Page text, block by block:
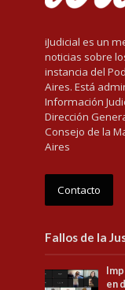
iJudicial es un
noticias sobre
instancia del
Aires. Está
Información
Dirección
Consejo de la
Aires
Contacto
Fallos de la
en